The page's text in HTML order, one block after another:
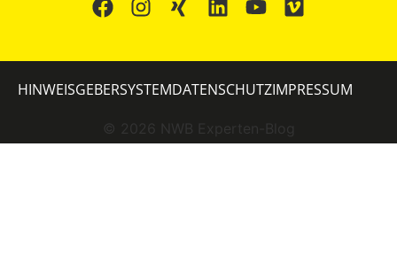
© 2026 NWB Experten-Blog
HINWEISGEBERSYSTEMDATENSCHUTZIMPRESSUM